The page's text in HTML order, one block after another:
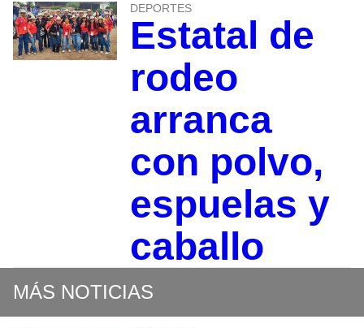
DEPORTES
Estatal de
rodeo
arranca
con polvo,
espuelas y
caballo
MÁS NOTICIAS